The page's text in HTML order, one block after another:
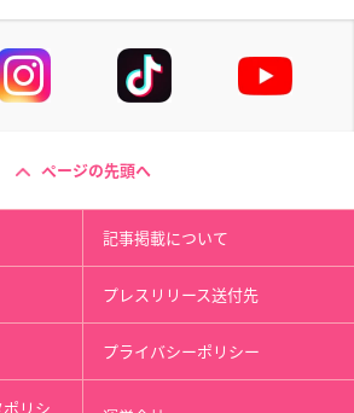
ページの先頭へ
記事掲載について
プレスリリース送付先
プライバシーポリシー
リシ